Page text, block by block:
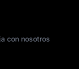
con nosotros